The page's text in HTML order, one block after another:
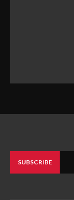
SUBSCRIBE